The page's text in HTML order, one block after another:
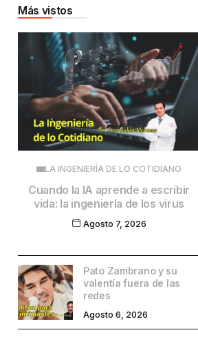
Más vistos
LA INGENIERÍA DE LO COTIDIANO
Cuando la IA aprende a escribir
vida: la ingeniería de los virus
Agosto 7, 2026
Pato Zambrano y su
valentía fuera de las
redes
Agosto 6, 2026